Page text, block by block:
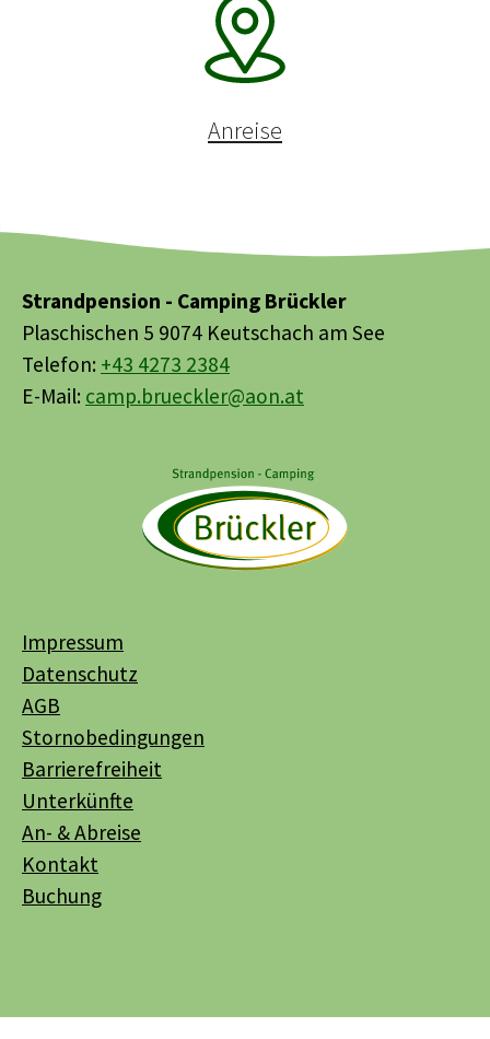
Anreise
Strandpension - Camping Brückler
Plaschischen 5 9074 Keutschach am See
Telefon: +43 4273 2384
E-Mail: camp.brueckler@aon.at
Impressum
Datenschutz
AGB
Stornobedingungen
Barrierefreiheit
Unterkünfte
An- & Abreise
Kontakt
Buchung